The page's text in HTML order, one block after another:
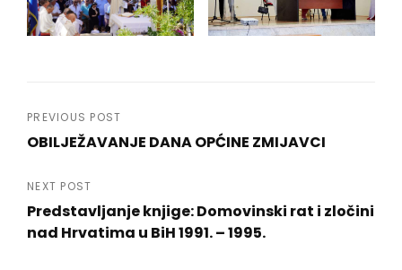
Navigacija
PREVIOUS POST
OBILJEŽAVANJE DANA OPĆINE ZMIJAVCI
Post
NEXT POST
Predstavljanje knjige: Domovinski rat i zločini
nad Hrvatima u BiH 1991. – 1995.